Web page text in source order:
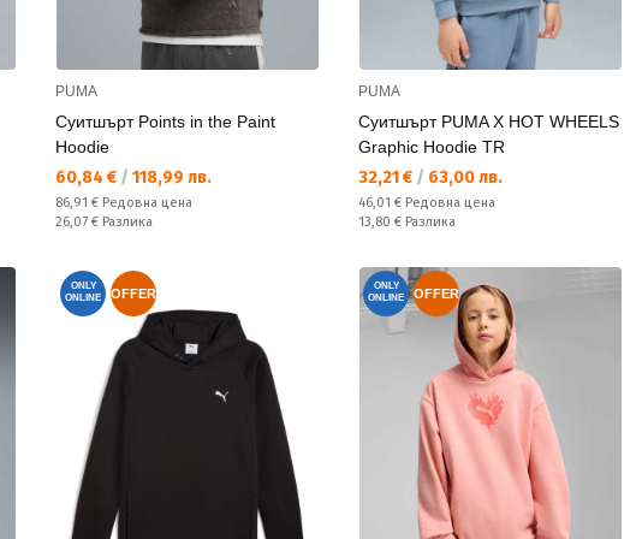
PUMA
Суитшърт Points in the Paint
Hoodie
Текуща цена:
60,84 € / 118,99 лв.
Редовна цена:
86,91 € Редовна цена
Спестявате:
26,07 € Разлика
PUMA
Суитшърт PUMA X HOT WHEELS
Graphic Hoodie TR
Текуща цена:
32,21 € / 63,00 лв.
Редовна цена:
46,01 € Редовна цена
Спестявате:
13,80 € Разлика
ONLY
ONLINE
OFFER
ONLY
ONLINE
OFFER